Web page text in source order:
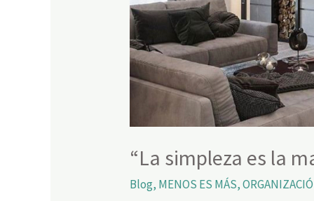
“La simpleza es la
Blog, MENOS ES MÁS,